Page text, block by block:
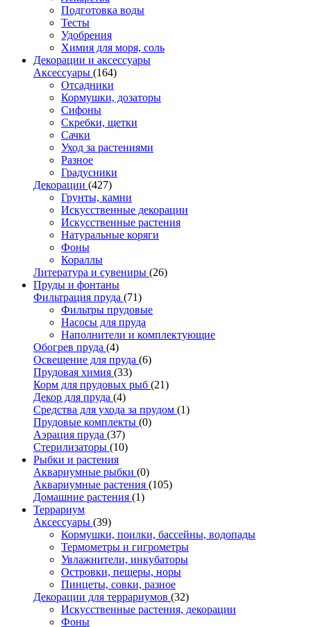
Подготовка воды
Тесты
Удобрения
Химия для моря, соль
Декорации и аксессуары
Аксессуары (164)
Отсадники
Кормушки, дозаторы
Сифоны
Скребки, щетки
Сачки
Уход за растениями
Разное
Градусники
Декорации (427)
Грунты, камни
Искусственные декорации
Искусственные растения
Натуральные коряги
Фоны
Кораллы
Литература и сувениры (26)
Пруды и фонтаны
Фильтрация пруда (71)
Фильтры прудовые
Насосы для пруда
Наполнители и комплектующие
Обогрев пруда (4)
Освещение для пруда (6)
Прудовая химия (33)
Корм для прудовых рыб (21)
Декор для пруда (4)
Средства для ухода за прудом (1)
Прудовые комплекты (0)
Аэрация пруда (37)
Стерилизаторы (10)
Рыбки и растения
Аквариумные рыбки (0)
Аквариумные растения (105)
Домашние растения (1)
Террариум
Аксессуары (39)
Кормушки, поилки, бассейны, водопады
Термометры и гигрометры
Увлажнители, инкубаторы
Островки, пещеры, норы
Пинцеты, совки, разное
Декорации для террариумов (32)
Искусственные растения, декорации
Фоны